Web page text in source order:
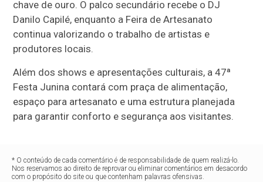
chave de ouro. O palco secundário recebe o DJ
Danilo Capilé, enquanto a Feira de Artesanato
continua valorizando o trabalho de artistas e
produtores locais.
Além dos shows e apresentações culturais, a 47ª
Festa Junina contará com praça de alimentação,
espaço para artesanato e uma estrutura planejada
para garantir conforto e segurança aos visitantes.
* O conteúdo de cada comentário é de responsabilidade de quem realizá-lo.
Nos reservamos ao direito de reprovar ou eliminar comentários em desacordo
com o propósito do site ou que contenham palavras ofensivas.